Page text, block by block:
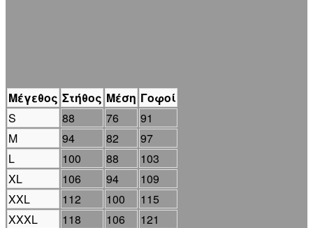
Μέγεθος Στήθος Μέση Γοφοί
S
88 76
91
M
94 82
97
L
100 88
103
XL
106 94
109
XXL
112 100
115
XXXL
118 106
121